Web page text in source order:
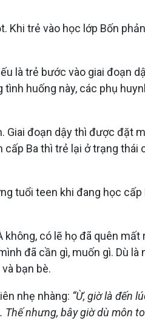
Khi trẻ vào học lớp Bốn
là trẻ bước vào giai đoạn
tình huống này, các phụ
Giai đoạn dậy thì được đặt
Ba thì trẻ lại ở trạng thái
tuổi teen khi đang học cấp
có lẽ họ đã quên mất
đã cần gì, muốn gì. Dù là
bạn bè.
nhẹ nhàng: “Ừ, giờ là đến
nhưng, bây giờ dù môn